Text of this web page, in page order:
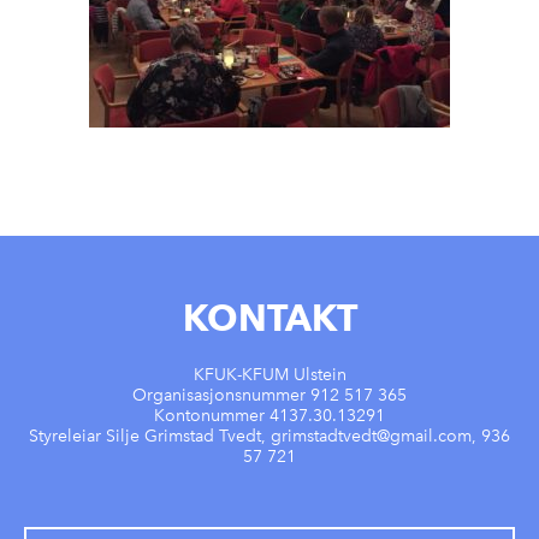
KONTAKT
KFUK-KFUM Ulstein
Organisasjonsnummer 912 517 365
Kontonummer 4137.30.13291
Styreleiar Silje Grimstad Tvedt, grimstadtvedt@gmail.com, 936
57 721